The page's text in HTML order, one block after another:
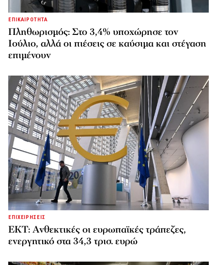
ΕΠΙΚΑΙΡΟΤΗΤΑ
Πληθωρισμός: Στο 3,4% υποχώρησε τον
Ιούλιο, αλλά οι πιέσεις σε καύσιμα και στέγαση
επιμένουν
ΕΠΙΧΕΙΡΗΣΕΙΣ
ΕΚΤ: Ανθεκτικές οι ευρωπαϊκές τράπεζες,
ενεργητικό στα 34,3 τρισ. ευρώ